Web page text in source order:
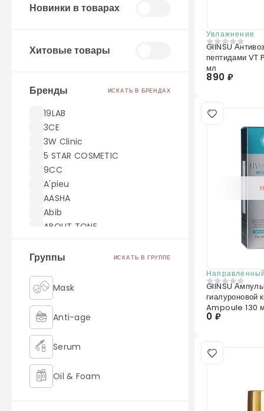
Увлажнение
0из 5
GIINSU
пептидами
мл
890 ₽
0из 5
GIINSU
гиалуроновой
Ampoule 130
0 ₽
Новинки в товарах
Хитовые товары
Бренды ИСКАТЬ В БРЕНДАХ
19LAB
3CE
3W Clinic
5 STAR COSMETIC
9CC
A'pieu
AASHA
Abib
ABOUT TONE
AEKYUNG
AICHUN BEAUTY
Akei Derma
AMILL
amoreface
AMOREPACIFIC
AMUSE
Angel Key
Anjo
Группы ИСКАТЬ В ГРУППЕ
Mask
Anti-age
Serum
Oil & Foam